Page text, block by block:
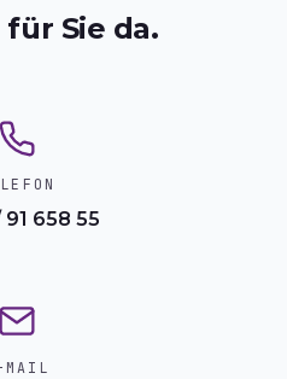
Sie da.
91 658 55
MAIL